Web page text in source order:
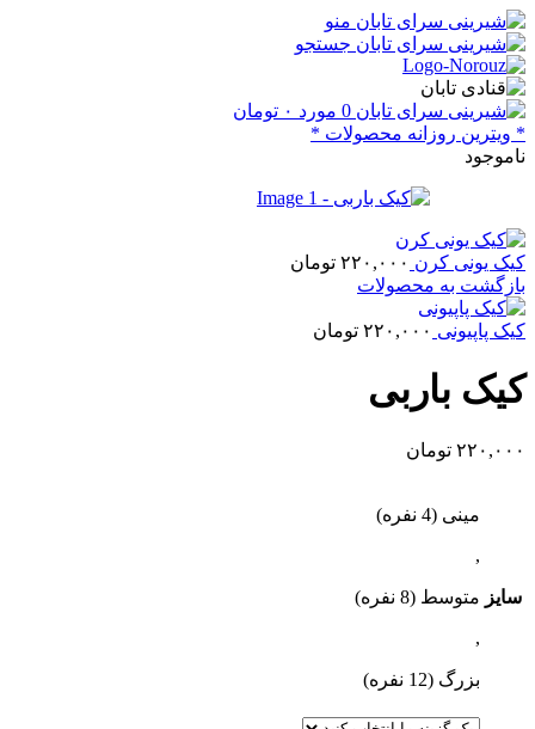
منو
جستجو
0 مورد ۰ تومان
* ویترین روزانه محصولات *
ناموجود
کیک یونی کرن ۲۲۰,۰۰۰ تومان
بازگشت به محصولات
کیک پاپیونی ۲۲۰,۰۰۰ تومان
کیک باربی
۲۲۰,۰۰۰ تومان
سایز
مینی (4 نفره)
,
متوسط (8 نفره)
,
بزرگ (12 نفره)